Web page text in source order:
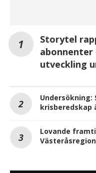
Storytel
abonnenter
utveckling
Undersökning:
krisberedskap
Lovande